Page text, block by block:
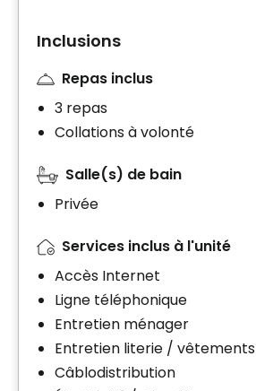
Inclusions
Repas inclus
3 repas
Collations à volonté
Salle(s) de bain
Privée
Services inclus à l'unité
Accès Internet
Ligne téléphonique
Entretien ménager
Entretien literie / vêtements
Câblodistribution